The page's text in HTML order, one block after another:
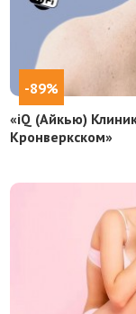
-89%
«iQ (Айкью)
Кронверкском»